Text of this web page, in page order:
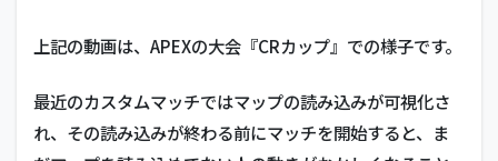
上記の動画は、APEXの大会『CRカップ』での様子です。
最近のカスタムマッチではマップの読み込みが可視化さ
れ、その読み込みが終わる前にマッチを開始すると、ま